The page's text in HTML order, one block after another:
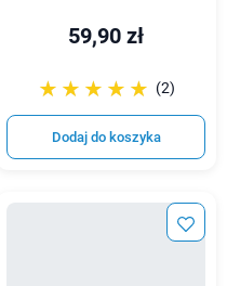
59,90 zł
☆☆☆☆☆
★★★★★ (2)
Dodaj do koszyka